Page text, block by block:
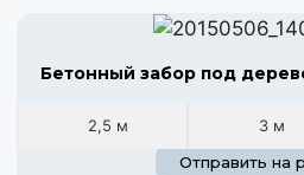
Бетонный забор под
2,5 м 3 м
Отправить на